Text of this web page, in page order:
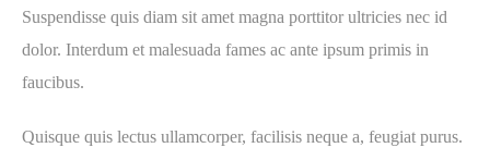
Suspendisse quis diam sit amet magna porttitor ultricies nec id
dolor. Interdum et malesuada fames ac ante ipsum primis in
faucibus.
Quisque quis lectus ullamcorper, facilisis neque a, feugiat purus.